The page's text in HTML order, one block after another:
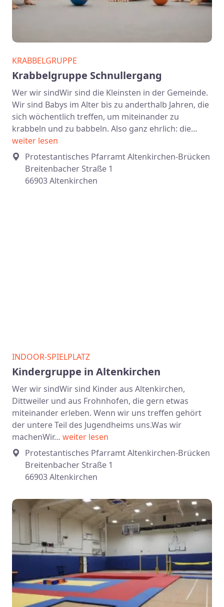
KRABBELGRUPPE
Krabbelgruppe Schnullergang
Wer wir sindWir sind die Kleinsten in der Gemeinde.
Wir sind Babys im Alter bis zu anderthalb Jahren, die
sich wöchentlich treffen, um miteinander zu
krabbeln und zu babbeln. Also ganz ehrlich: die…
weiter lesen
Protestantisches Pfarramt Altenkirchen-Brücken
Breitenbacher Straße 1
66903 Altenkirchen
INDOOR-SPIELPLATZ
Kindergruppe in Altenkirchen
Wer wir sindWir sind Kinder aus Altenkirchen,
Dittweiler und aus Frohnhofen, die gern etwas
miteinander erleben. Wenn wir uns treffen gehört
der untere Teil des Jugendheims uns.Was wir
machenWir… weiter lesen
Protestantisches Pfarramt Altenkirchen-Brücken
Breitenbacher Straße 1
66903 Altenkirchen